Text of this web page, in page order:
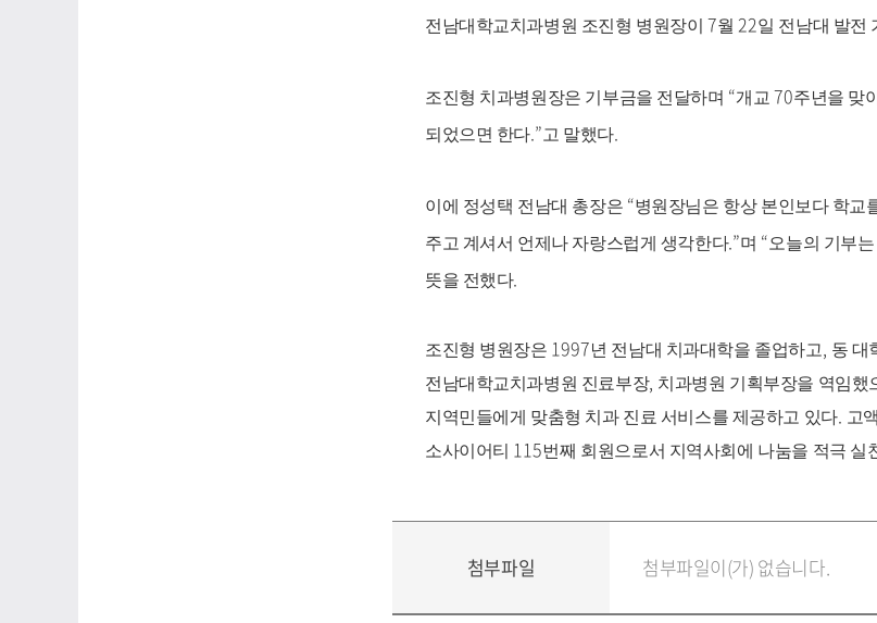
전남대학교치과병원 조진형 병원장이7월 22일 전남대 발전
조진형 치과병원장은 기부금을 전달하며 “개교 70주년을 맞
되었으면 한다.”고 말했다.
이에 정성택 전남대 총장은 “병원장님은 항상 본인보다 학교
주고 계셔서 언제나 자랑스럽게 생각한다.”며 “오늘의 기부
뜻을 전했다.
조진형 병원장은 1997년 전남대 치과대학을 졸업하고, 동 대
전남대학교치과병원 진료부장, 치과병원 기획부장을 역임했
지역민들에게 맞춤형 치과 진료 서비스를 제공하고 있다. 고
소사이어티 115번째 회원으로서 지역사회에 나눔을 적극 실
첨부파일 첨부파일이(가) 없습니다.